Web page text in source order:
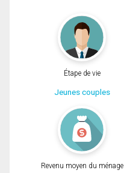
Étape de vie
Jeunes couples
Revenu moyen du ménage